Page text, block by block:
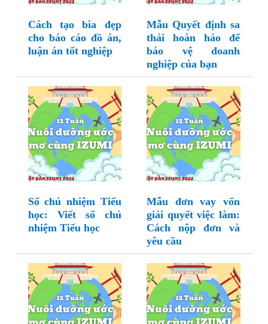
Cách tạo bìa đẹp
cho báo cáo đồ án,
luận án tốt nghiệp
Mẫu Quyết định sa
thải hoàn hảo để
bảo vệ doanh
nghiệp của bạn
Sổ chủ nhiệm Tiểu
học: Viết sổ chủ
nhiệm Tiểu học
Mẫu đơn vay vốn
giải quyết việc làm:
Cách nộp đơn và
yêu cầu